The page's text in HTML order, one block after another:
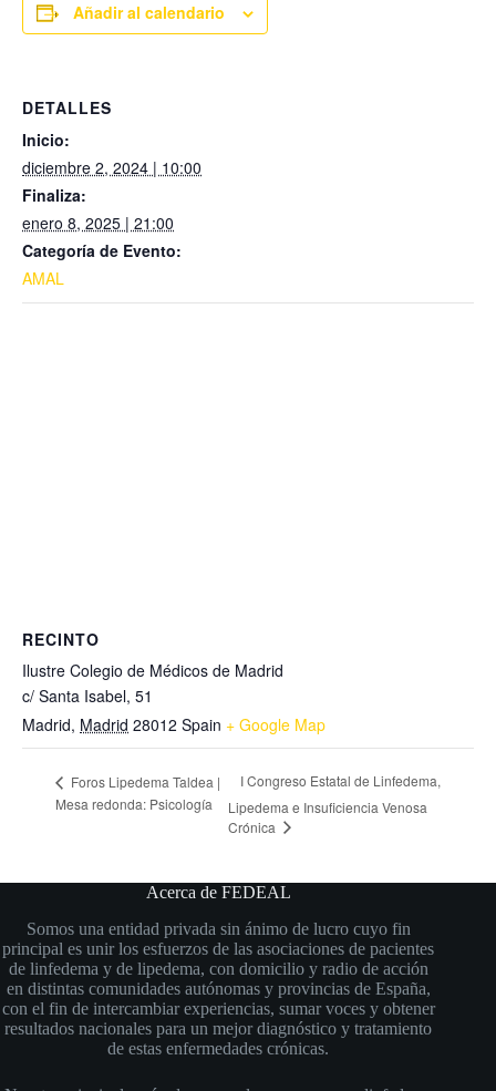
Añadir al calendario
DETALLES
Inicio:
diciembre 2, 2024 | 10:00
Finaliza:
enero 8, 2025 | 21:00
Categoría de Evento:
AMAL
RECINTO
Ilustre Colegio de Médicos de Madrid
c/ Santa Isabel, 51
Madrid, Madrid 28012 Spain + Google Map
Foros Lipedema Taldea |
Mesa redonda: Psicología
I Congreso Estatal de Linfedema,
Lipedema e Insuficiencia Venosa
Crónica
Acerca de FEDEAL
Somos una entidad privada sin ánimo de lucro cuyo fin
principal es unir los esfuerzos de las asociaciones de pacientes
de linfedema y de lipedema, con domicilio y radio de acción
en distintas comunidades autónomas y provincias de España,
con el fin de intercambiar experiencias, sumar voces y obtener
resultados nacionales para un mejor diagnóstico y tratamiento
de estas enfermedades crónicas.